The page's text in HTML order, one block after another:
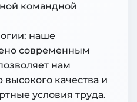
командной
наше
современным
нам
качества и
условия труда.